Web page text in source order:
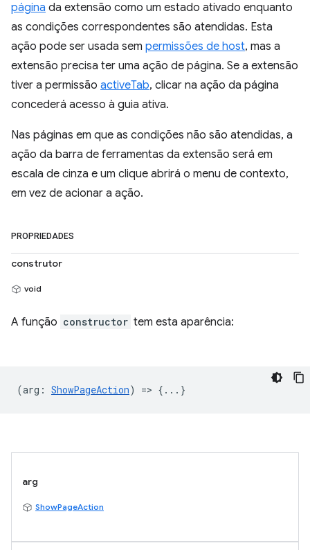
página da extensão como um estado ativado enquanto
as condições correspondentes são atendidas. Esta
ação pode ser usada sem permissões de host, mas a
extensão precisa ter uma ação de página. Se a extensão
tiver a permissão activeTab, clicar na ação da página
concederá acesso à guia ativa.
Nas páginas em que as condições não são atendidas, a
ação da barra de ferramentas da extensão será em
escala de cinza e um clique abrirá o menu de contexto,
em vez de acionar a ação.
PROPRIEDADES
construtor
void
A função constructor tem esta aparência:
(arg : ShowPageAction) => {...}
arg
ShowPageAction